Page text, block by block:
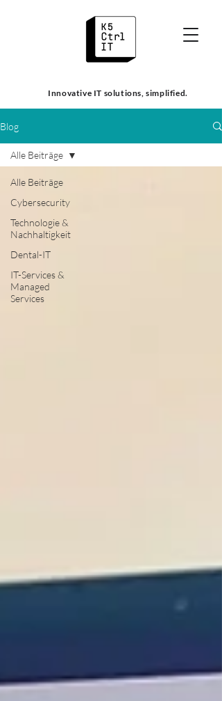
Innovative IT solutions, simplified.
Blog
Alle Beiträge
Cybersecurity
Technologie &
Nachhaltigkeit
Dental-IT
IT-Services &
Managed
Services
Alle Beiträge